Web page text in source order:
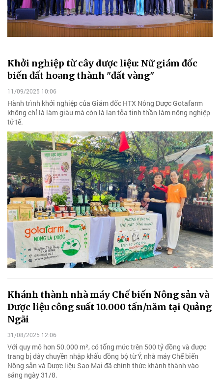
Khởi nghiệp từ cây dược liệu: Nữ giám đốc
biến đất hoang thành "đất vàng"
11/09/2025 10:06
Hành trình khởi nghiệp của Giám đốc HTX Nông Dược Gotafarm
không chỉ là làm giàu mà còn là lan tỏa tinh thần làm nông nghiệp
tử tế.
Khánh thành nhà máy Chế biến Nông sản và
Dược liệu công suất 10.000 tấn/năm tại Quảng
Ngãi
31/08/2025 12:06
Với quy mô hơn 50.000 m², có tổng mức trên 500 tỷ đồng và được
trang bị dây chuyền nhập khẩu đồng bộ từ Ý, nhà máy Chế biến
Nông sản và Dược liệu Sao Mai đã chính thức khánh thành vào
sáng ngày 31/8.